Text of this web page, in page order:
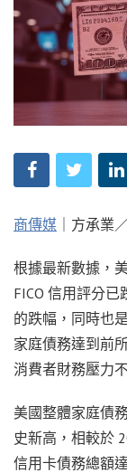
商傳媒 ｜方承業
根據最新數據，
FICO 信用評分
的跌幅，同時也
家庭債務達到前
消費者財務壓力
美國整體家庭債
史新高，相較於
信用卡債務總額